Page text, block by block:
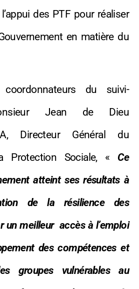
des PTF pour réaliser
en matière du
du suivi-
Jean de Dieu
Directeur Général du
Protection Sociale, « Ce
atteint ses résultats à
de la résilience des
un meilleur accès à l’emploi
des compétences et
groupes vulnérables au